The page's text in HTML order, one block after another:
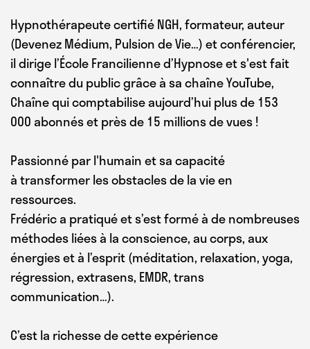
Hypnothérapeute certifié NGH, formateur, auteur
(Devenez Médium, Pulsion de Vie…) et conférencier,
il dirige l’École Francilienne d’Hypnose et s'est fait
connaître du public grâce à sa chaîne YouTube,
Chaîne qui comptabilise aujourd’hui plus de 153
000 abonnés et près de 15 millions de vues !
Passionné par l'humain et sa capacité
à transformer les obstacles de la vie en
ressources.
Frédéric a pratiqué et s’est formé à de nombreuses
méthodes liées à la conscience, au corps, aux
énergies et à l’esprit (méditation, relaxation, yoga,
régression, extrasens, EMDR, trans
communication…).
C’est la richesse de cette expérience